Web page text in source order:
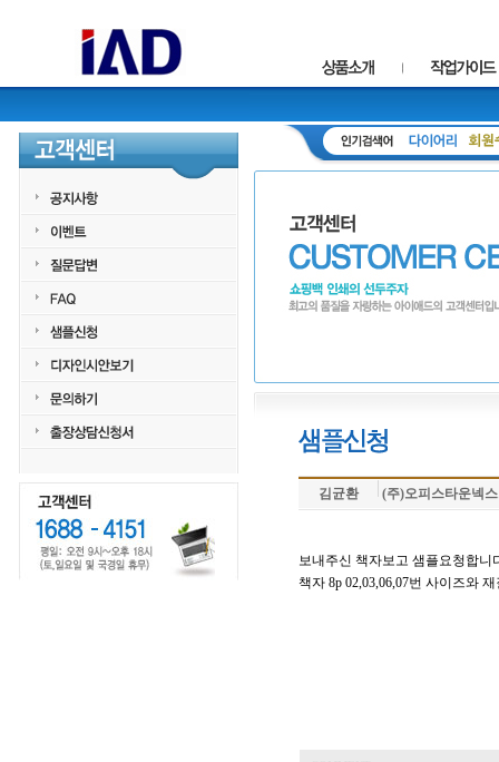
김균환 (주)오피스타운넥
보내주신 책자보고 샘플요청합니
책자 8p 02,03,06,07번 사이즈와